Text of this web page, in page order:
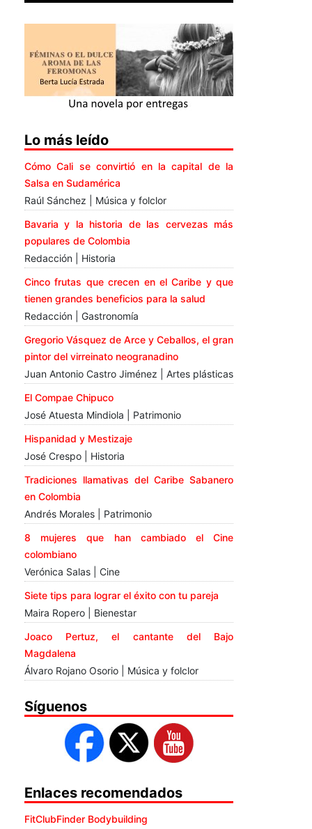
Lo más leído
Cómo Cali se convirtió en la capital de la
Salsa en Sudamérica
Raúl Sánchez | Música y folclor
Bavaria y la historia de las cervezas más
populares de Colombia
Redacción | Historia
Cinco frutas que crecen en el Caribe y que
tienen grandes beneficios para la salud
Redacción | Gastronomía
Gregorio Vásquez de Arce y Ceballos, el gran
pintor del virreinato neogranadino
Juan Antonio Castro Jiménez | Artes plásticas
El Compae Chipuco
José Atuesta Mindiola | Patrimonio
Hispanidad y Mestizaje
José Crespo | Historia
Tradiciones llamativas del Caribe Sabanero
en Colombia
Andrés Morales | Patrimonio
8 mujeres que han cambiado el Cine
colombiano
Verónica Salas | Cine
Siete tips para lograr el éxito con tu pareja
Maira Ropero | Bienestar
Joaco Pertuz, el cantante del Bajo
Magdalena
Álvaro Rojano Osorio | Música y folclor
Síguenos
Enlaces recomendados
FitClubFinder Bodybuilding